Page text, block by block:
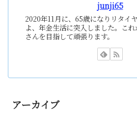
junji65
2020年11月に、65歳になりリタイ
よ、年金生活に突入しました。こ
さんを目指して頑張ります。
アーカイブ